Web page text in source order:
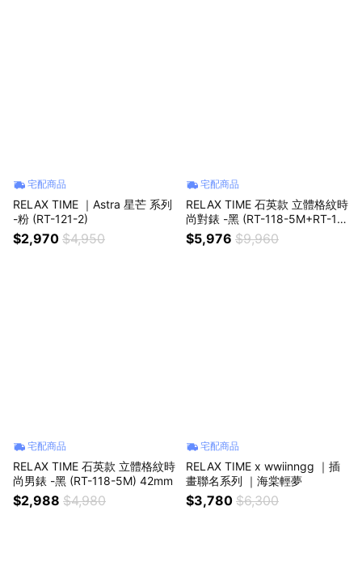
宅配商品
RELAX TIME ｜Astra 星芒 系列
-粉 (RT-121-2)
$2,970 $4,950
宅配商品
RELAX TIME 石英款 立體格紋時
尚對錶 -黑 (RT-118-5M+RT-11
8-5L) 42+36mm
$5,976 $9,960
宅配商品
RELAX TIME 石英款 立體格紋時
尚男錶 -黑 (RT-118-5M) 42mm
$2,988 $4,980
宅配商品
RELAX TIME x wwiinngg ｜插
畫聯名系列 ｜海棠輕夢
$3,780 $6,300